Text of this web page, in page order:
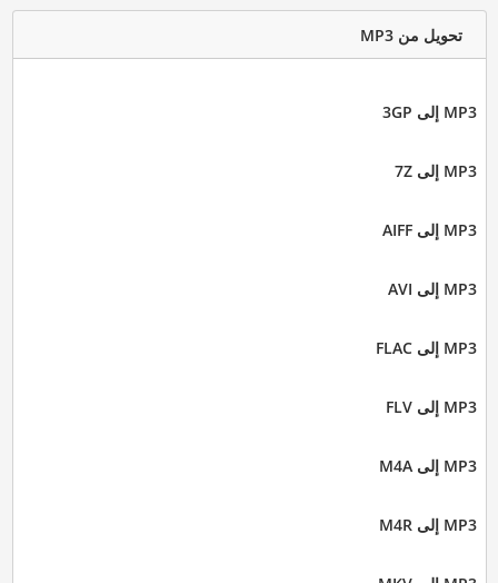
تحويل من MP3
MP3 إلى 3GP
MP3 إلى 7Z
MP3 إلى AIFF
MP3 إلى AVI
MP3 إلى FLAC
MP3 إلى FLV
MP3 إلى M4A
MP3 إلى M4R